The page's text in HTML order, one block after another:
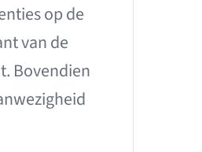
op de
van de
Bovendien